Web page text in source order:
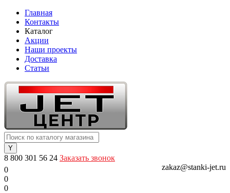
Главная
Контакты
Каталог
Акции
Наши проекты
Доставка
Статьи
8 800 301 56 24 Заказать звонок
zakaz@stanki-jet.ru
0
0
0